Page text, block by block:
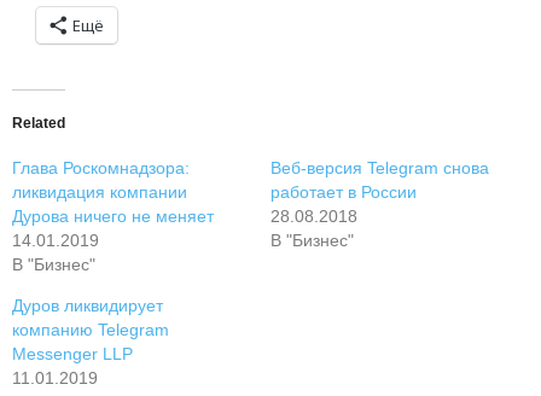
Ещё
Related
Глава Роскомнадзора:
ликвидация компании
Дурова ничего не меняет
14.01.2019
В "Бизнес"
Веб-версия Telegram снова
работает в России
28.08.2018
В "Бизнес"
Дуров ликвидирует
компанию Telegram
Messenger LLP
11.01.2019